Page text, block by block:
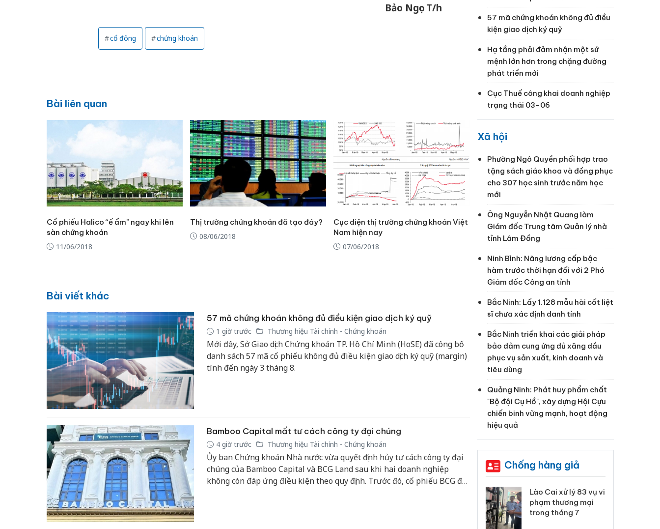
Bảo Ngọc T/h
cổ đông chứng khoán
Bài liên quan
Cổ phiếu Halico “ế ẩm” ngay khi lên
sàn chứng khoán
11/06/2018
Thị trường chứng khoán đã tạo đáy?
08/06/2018
Cục diện thị trường chứng khoán Việt
Nam hiện nay
07/06/2018
Bài viết khác
57 mã chứng khoán không đủ điều kiện giao dịch ký quỹ
1 giờ trước Thương hiệu Tài chính - Chứng khoán
Mới đây, Sở Giao dịch Chứng khoán TP. Hồ Chí Minh (HoSE) đã công bố
danh sách 57 mã cổ phiếu không đủ điều kiện giao dịch ký quỹ (margin)
tính đến ngày 3 tháng 8.
Bamboo Capital mất tư cách công ty đại chúng
4 giờ trước Thương hiệu Tài chính - Chứng khoán
Ủy ban Chứng khoán Nhà nước vừa quyết định hủy tư cách công ty đại
chúng của Bamboo Capital và BCG Land sau khi hai doanh nghiệp
không còn đáp ứng điều kiện theo quy định. Trước đó, cổ phiếu BCG đã
57 mã chứng khoán không đủ điều
kiện giao dịch ký quỹ
Hạ tầng phải đảm nhận một sứ
mệnh lớn hơn trong chặng đường
phát triển mới
Cục Thuế công khai doanh nghiệp
trạng thái 03-06
Xã hội
Phường Ngô Quyền phối hợp trao
tặng sách giáo khoa và đồng phục
cho 307 học sinh trước năm học
mới
Ông Nguyễn Nhật Quang làm
Giám đốc Trung tâm Quản lý nhà
tỉnh Lâm Đồng
Ninh Bình: Nâng lương cấp bậc
hàm trước thời hạn đối với 2 Phó
Giám đốc Công an tỉnh
Bắc Ninh: Lấy 1.128 mẫu hài cốt liệt
sĩ chưa xác định danh tính
Bắc Ninh triển khai các giải pháp
bảo đảm cung ứng đủ xăng dầu
phục vụ sản xuất, kinh doanh và
tiêu dùng
Quảng Ninh: Phát huy phẩm chất
"Bộ đội Cụ Hồ", xây dựng Hội Cựu
chiến binh vững mạnh, hoạt động
hiệu quả
Chống hàng giả
Công an Thanh Hóa
tìm bị hại trong vụ
án sản xuất, buôn